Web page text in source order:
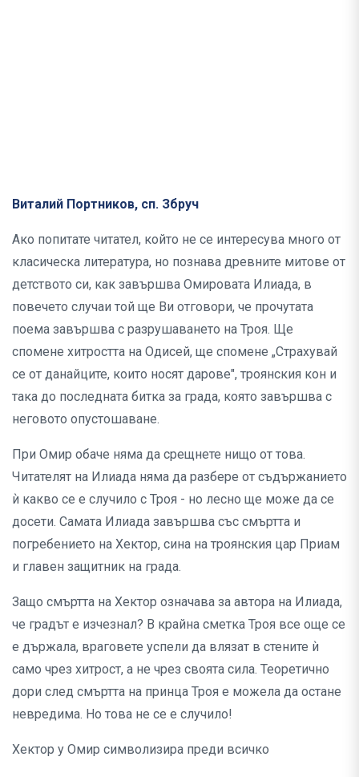
Виталий Портников, сп. Збруч
Ако попитате читател, който не се интересува много от
класическа литература, но познава древните митове от
детството си, как завършва Омировата Илиада, в
повечето случаи той ще Ви отговори, че прочутата
поема завършва с разрушаването на Троя. Ще
спомене хитростта на Одисей, ще спомене „Страхувай
се от данайците, които носят дарове", троянския кон и
така до последната битка за града, която завършва с
неговото опустошаване.
При Омир обаче няма да срещнете нищо от това.
Читателят на Илиада няма да разбере от съдържанието
ѝ какво се е случило с Троя - но лесно ще може да се
досети. Самата Илиада завършва със смъртта и
погребението на Хектор, сина на троянския цар Приам
и главен защитник на града.
Защо смъртта на Хектор означава за автора на Илиада,
че градът е изчезнал? В крайна сметка Троя все още се
е държала, враговете успели да влязат в стените ѝ
само чрез хитрост, а не чрез своята сила. Теоретично
дори след смъртта на принца Троя е можела да остане
невредима. Но това не се е случило!
Хектор у Омир символизира преди всичко